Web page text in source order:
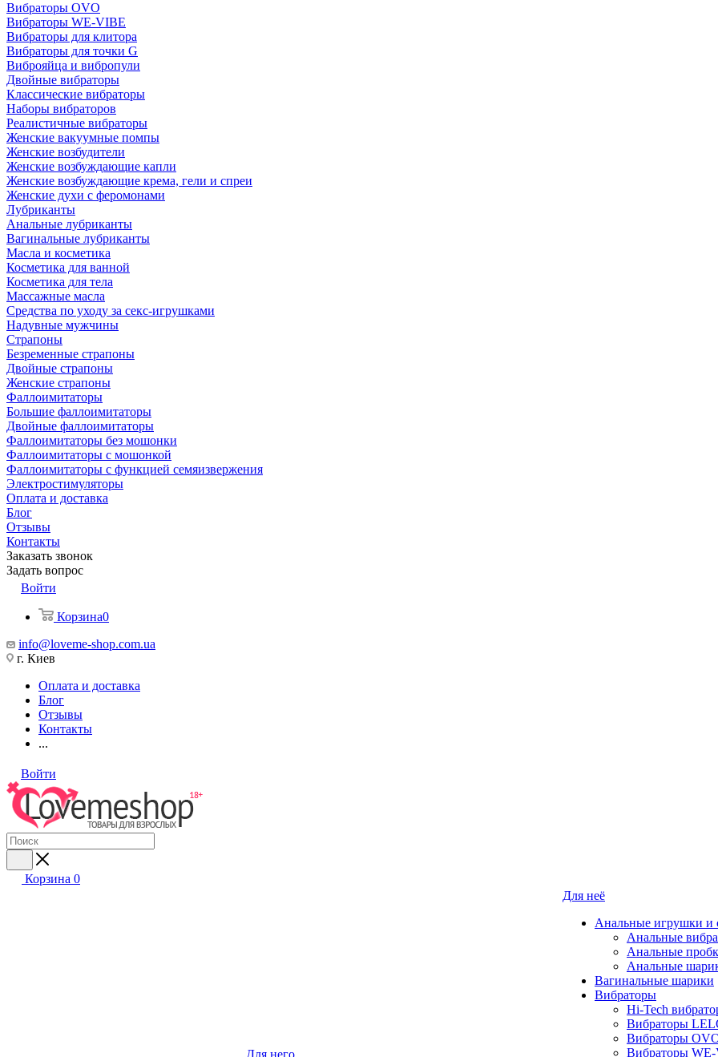
Вибраторы OVO
Вибраторы WE-VIBE
Вибраторы для клитора
Вибраторы для точки G
Виброяйца и вибропули
Двойные вибраторы
Классические вибраторы
Наборы вибраторов
Реалистичные вибраторы
Женские вакуумные помпы
Женские возбудители
Женские возбуждающие капли
Женские возбуждающие крема, гели и спреи
Женские духи с феромонами
Лубриканты
Анальные лубриканты
Вагинальные лубриканты
Масла и косметика
Косметика для ванной
Косметика для тела
Массажные масла
Средства по уходу за секс-игрушками
Надувные мужчины
Страпоны
Безременные страпоны
Двойные страпоны
Женские страпоны
Фаллоимитаторы
Большие фаллоимитаторы
Двойные фаллоимитаторы
Фаллоимитаторы без мошонки
Фаллоимитаторы с мошонкой
Фаллоимитаторы с функцией семяизвержения
Электростимуляторы
Оплата и доставка
Блог
Отзывы
Контакты
Заказать звонок
Задать вопрос
Войти
Корзина0
info@loveme-shop.com.ua
г. Киев
Оплата и доставка
Блог
Отзывы
Контакты
...
Войти
Корзина 0
Для него
Для неё
Анальные игрушки и
Анальные
Анальные
Анальные
Вагинальные шарики
Вибраторы
Hi-Tech
Вибраторы
Вибраторы
Вибраторы